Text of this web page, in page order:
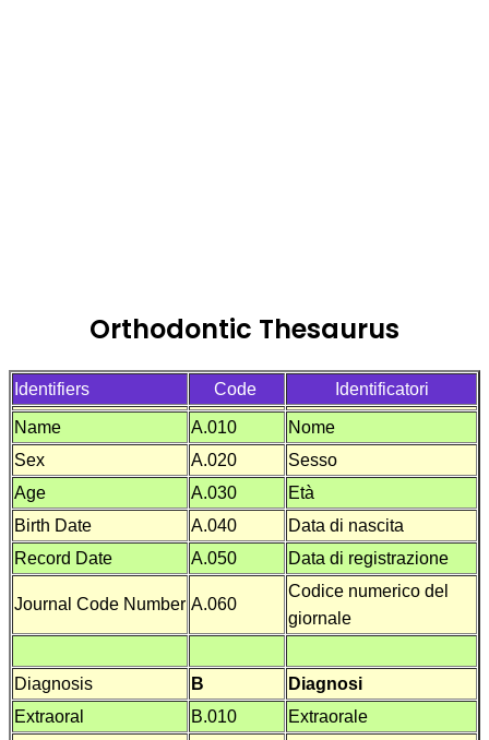
Orthodontic Thesaurus
Identifiers Code Identificatori
Name A.010
Nome
Sex
A.020
Sesso
Age
A.030 Età
Birth Date
A.040
Data di nascita
Record Date
A.050 Data di registrazione
Journal Code Number A.060
Codice numerico del
giornale
Diagnosis B
Diagnosi
Extraoral
B.010 Extraorale